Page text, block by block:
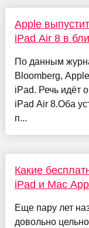
Apple
iPad Air 8 в
По данным
Bloomberg,
iPad. Речь идёт
iPad Air 8.Оба
п...
Какие
iPad и Mac
Еще пару лет
довольно